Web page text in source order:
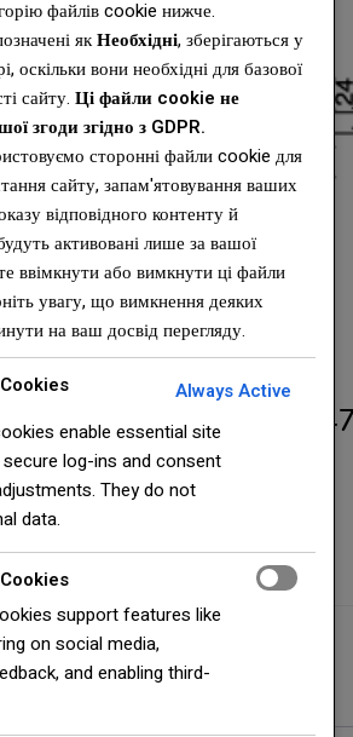
фігурна матова
тип 3 ТЕРМАСТИЛ
покрівель
інформація
файлів cookie нижче.
якНеобхідні, зберігаються у
оскільки вони необхідні для базової
сайту. Ці файли cookie не
згоди згідно з GDPR.
сторонні файли cookie для
сайту, запам'ятовування ваших
відповідного контенту й
активовані лише за вашої
ввімкнути або вимкнути ці файли
увагу, що вимкнення деяких
на ваш досвід перегляду.
Always Active
enable essential site
log-ins and consent
They do not
data.
support features like
on social media,
and enabling third-